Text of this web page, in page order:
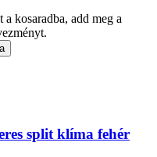
kosaradba, add meg a
split klíma fehér